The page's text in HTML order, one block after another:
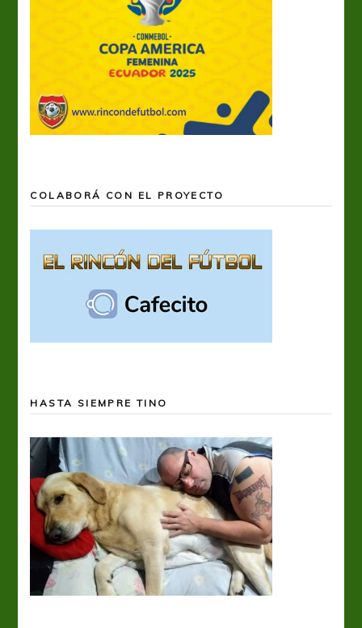
COLABORÁ CON EL PROYECTO
HASTA SIEMPRE TINO